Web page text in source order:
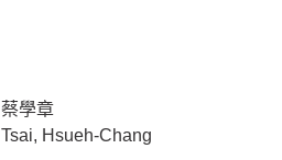
蔡學章
Tsai, Hsueh-Chang